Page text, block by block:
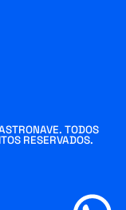
TODOS
RESERVADOS.